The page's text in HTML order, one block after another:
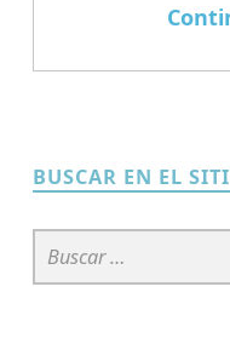
BUSCAR EN EL
Buscar: